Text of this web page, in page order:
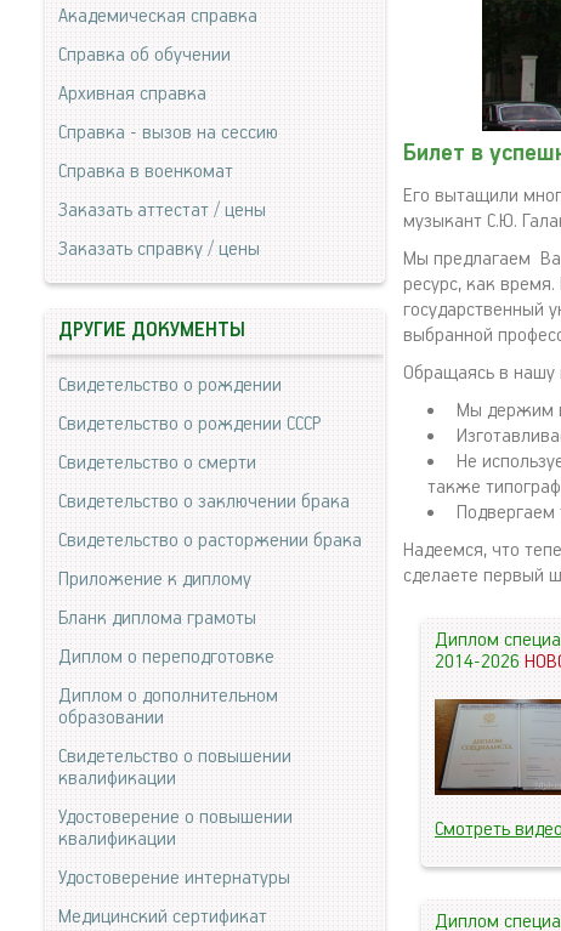
Билет в
Его вытащили
музыкант С.Ю.
Мы предлагаем
ресурс, как
государственный
выбранной
Обращаясь в нашу
Мы держим
Не
также
Надеемся, что
сделаете первый
Диплом
2014-2026
Смотреть видео
Диплом
Академическая справка
Справка об обучении
Архивная справка
Справка - вызов на сессию
Справка в военкомат
Заказать аттестат / цены
Заказать справку / цены
ДРУГИЕ ДОКУМЕНТЫ
Свидетельство о рождении
Свидетельство о рождении СССР
Свидетельство о смерти
Свидетельство о заключении брака
Свидетельство о расторжении брака
Приложение к диплому
Бланк диплома грамоты
Диплом о переподготовке
Диплом о дополнительном
образовании
Свидетельство о повышении
квалификации
Удостоверение о повышении
квалификации
Удостоверение интернатуры
Медицинский сертификат